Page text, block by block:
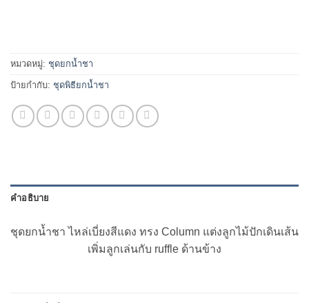
หมวดหมู่: ชุดยกน้ำชา
ป้ายกำกับ: ชุดพิธียกน้ำชา
คำอธิบาย
ชุดยกน้ำชา ไหล่เบี่ยงสีแดง ทรง Column แต่งลูกไม้ปักเดินเส้น
เพิ่มลูกเล่นกับ ruffle ด้านข้าง